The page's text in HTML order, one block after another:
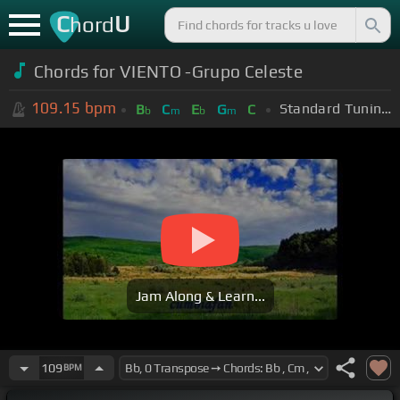
ChordU
Chords for VIENTO -Grupo Celeste
109.15 bpm Bb Cm Eb Gm C Standard Tuning (EADGBE)
Jam Along & Learn...
109 BPM